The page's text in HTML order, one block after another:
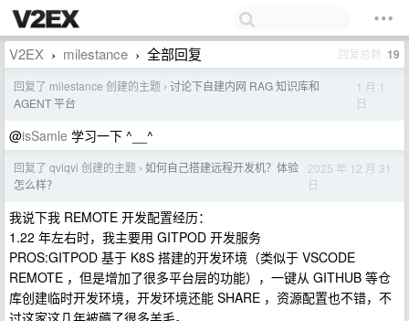
V2EX › milestance › 全部回复 回复总数 19
回复了 milestance 创建的主题 › 讨论下自建内网 RAG 知识库和
AGENT 平台
1 月 1
日
@isSamle 学习一下 ^__^
回复了 qviqvi 创建的主题 › 如何自己搭建远程开发机？体验
怎么样？
2025 年 12 月 31
日
我说下我 REMOTE 开发配置经历：
1.22 年左右时，我主要用 GITPOD 开发服务
PROS:GITPOD 基于 K8S 搭建的开发环境（类似于 VSCODE
REMOTE ，但是增加了很多平台层的功能），一键从 GITHUB 等仓
库创建临时开发环境，开发环境还能 SHARE ，资源配置也不错，不
过这家这几年被薅了很多羊毛。